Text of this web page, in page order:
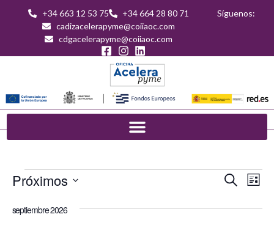
+34 663 12 53 75
+34 664 28 80 71
cadizacelerapyme@coiiaoc.com
cdgacelerapyme@coiiaoc.com
Síguenos:
de
Buscar
Lista
Próximos
septiembre 2026